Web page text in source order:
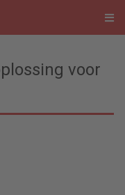
voor